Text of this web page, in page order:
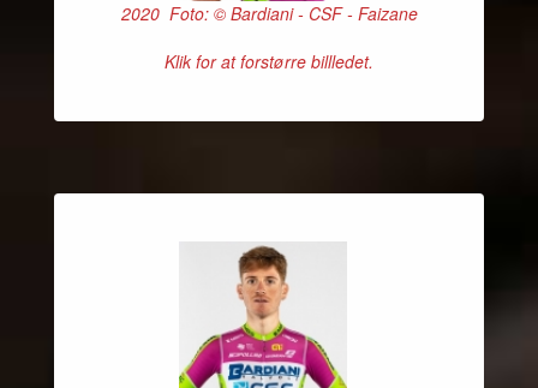
2020 Foto: © Bardiani - CSF - Faizane
Klik for at forstørre billledet.